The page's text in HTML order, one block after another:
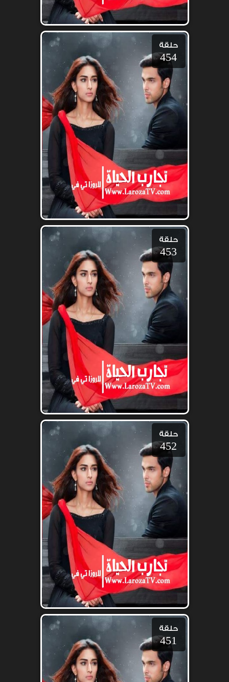
حلقة
454
حلقة
453
حلقة
452
حلقة
451